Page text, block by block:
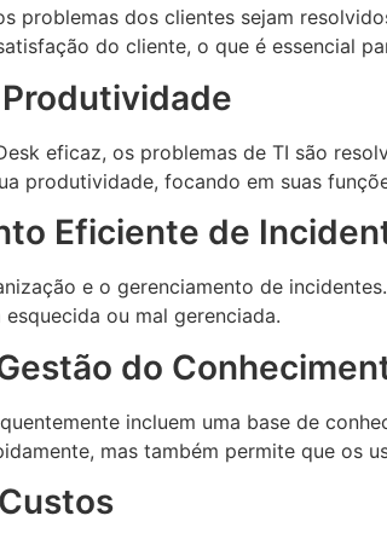
problemas dos clientes sejam
do cliente, o que é essencial
eficaz, os problemas de TI são
produtividade, focando em suas
Eficiente de
e o gerenciamento de
ou mal gerenciada.
do
incluem uma base de
mas também permite que os